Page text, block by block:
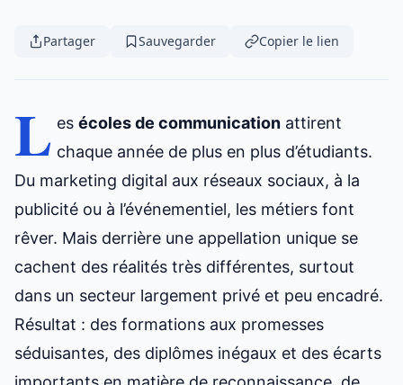
Partager Sauvegarder Copier le lien
L esécoles de communication attirent
chaque année de plus en plus d’étudiants.
Du marketing digital aux réseaux sociaux, à la
publicité ou à l’événementiel, les métiers font
rêver. Mais derrière une appellation unique se
cachent des réalités très différentes, surtout
dans un secteur largement privé et peu encadré.
Résultat : des formations aux promesses
séduisantes, des diplômes inégaux et des écarts